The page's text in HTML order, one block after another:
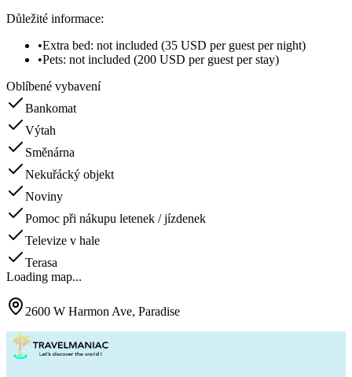
Důležité informace:
•Extra bed: not included (35 USD per guest per night)
•Pets: not included (200 USD per guest per stay)
Oblíbené vybavení
Bankomat
Výtah
Směnárna
Nekuřácký objekt
Noviny
Pomoc při nákupu letenek / jízdenek
Televize v hale
Terasa
Loading map...
2600 W Harmon Ave, Paradise